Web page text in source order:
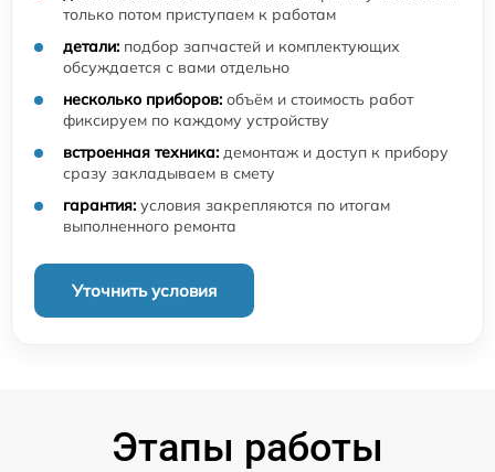
только потом приступаем к работам
детали: подбор запчастей и комплектующих
обсуждается с вами отдельно
несколько приборов: объём и стоимость работ
фиксируем по каждому устройству
встроенная техника: демонтаж и доступ к прибору
сразу закладываем в смету
гарантия: условия закрепляются по итогам
выполненного ремонта
Уточнить условия
Этапы работы